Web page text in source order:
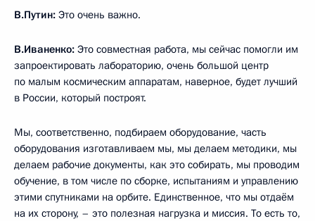
В.Путин: Это очень важно.
В.Иваненко: Это совместная работа, мы сейчас помогли им
запроектировать лабораторию, очень большой центр
по малым космическим аппаратам, наверное, будет лучший
в России, который построят.
Мы, соответственно, подбираем оборудование, часть
оборудования изготавливаем мы, мы делаем методики, мы
делаем рабочие документы, как это собирать, мы проводим
обучение, в том числе по сборке, испытаниям и управлению
этими спутниками на орбите. Единственное, что мы отдаём
на их сторону, – это полезная нагрузка и миссия. То есть то,